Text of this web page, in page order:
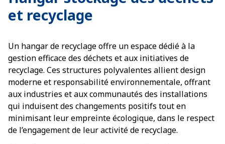
et recyclage
Un hangar de recyclage offre un espace dédié à la
gestion efficace des déchets et aux initiatives de
recyclage. Ces structures polyvalentes allient design
moderne et responsabilité environnementale, offrant
aux industries et aux communautés des installations
qui induisent des changements positifs tout en
minimisant leur empreinte écologique, dans le respect
de l’engagement de leur activité de recyclage.